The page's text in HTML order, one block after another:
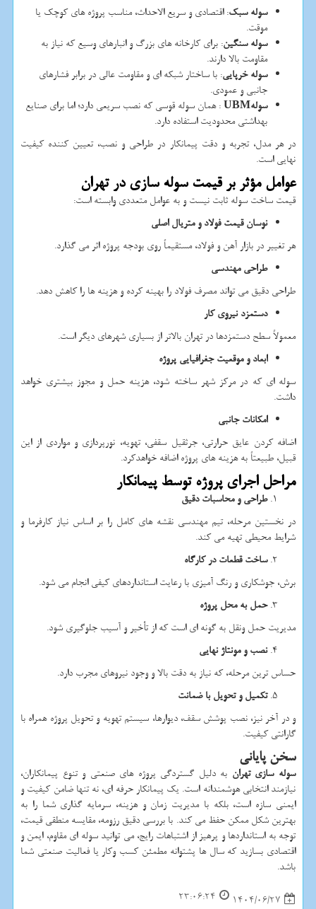
سوله سبک: اقتصادی و سریع الاحداث، مناسب پروژه های کوچک یا
موقت.
سوله سنگین: برای کارخانه های بزرگ و انبارهای وسیع که نیاز به
مقاومت بالا دارند.
سوله خرپایی: با ساختار شبکه ای و مقاومت عالی در برابر فشارهای
جانبی و عمودی.
سولهUBM: همان سوله قوسی که نصب سریعی دارد؛ اما برای صنایع
بهداشتی محدودیت استفاده دارد.
در هر مدل، تجربه و دقت پیمانکار در طراحی و نصب، تعیین کننده کیفیت
نهایی است.
عوامل مؤثر بر قیمت سوله سازی در تهران
قیمت ساخت سوله ثابت نیست و به عوامل متعددی وابسته است:
نوسان قیمت فولاد و متریال اصلی
هر تغییر در بازار آهن و فولاد، مستقیماً روی بودجه پروژه اثر می گذارد.
طراحی مهندسی
طراحی دقیق می تواند مصرف فولاد را بهینه کرده و هزینه ها را کاهش دهد.
دستمزد نیروی کار
معمولاً سطح دستمزدها در تهران بالاتر از بسیاری شهرهای دیگر است.
ابعاد و موقعیت جغرافیایی پروژه
سوله ای که در مرکز شهر ساخته شود، هزینه حمل و مجوز بیشتری خواهد
داشت.
امکانات جانبی
اضافه کردن عایق حرارتی، جرثقیل سقفی، تهویه، نورپردازی و مواردی از این
قبیل، طبیعتاً به هزینه های پروژه اضافه خواهدکرد.
مراحل اجرای پروژه توسط پیمانکار
طراحی و محاسبات دقیق
در نخستین مرحله، تیم مهندسی نقشه های کامل را بر اساس نیاز کارفرما و
شرایط محیطی تهیه می کند.
ساخت قطعات در کارگاه
برش، جوشکاری و رنگ آمیزی با رعایت استانداردهای کیفی انجام می شود.
حمل به محل پروژه
مدیریت حمل ونقل به گونه ای است که از تأخیر و آسیب جلوگیری شود.
نصب و مونتاژ نهایی
حساس ترین مرحله، که نیاز به دقت بالا و وجود نیروهای مجرب دارد.
تکمیل و تحویل با ضمانت
و در آخر نیز، نصب پوشش سقف، دیوارها، سیستم تهویه و تحویل پروژه همراه با
گارانتی کیفیت.
سخن پایانی
سوله سازی تهران به دلیل گستردگی پروژه های صنعتی و تنوع پیمانکاران،
نیازمند انتخابی هوشمندانه است. یک پیمانکار حرفه ای، نه تنها ضامن کیفیت و
ایمنی سازه است، بلکه با مدیریت زمان و هزینه، سرمایه گذاری شما را به
بهترین شکل ممکن حفظ می کند. با بررسی دقیق رزومه، مقایسه منطقی قیمت،
توجه به استانداردها و پرهیز از اشتباهات رایج، می توانید سوله ای مقاوم، ایمن و
اقتصادی بسازید که سال ها پشتوانه مطمئن کسب وکار یا فعالیت صنعتی شما
باشد.
1404/06/27
23:06:24